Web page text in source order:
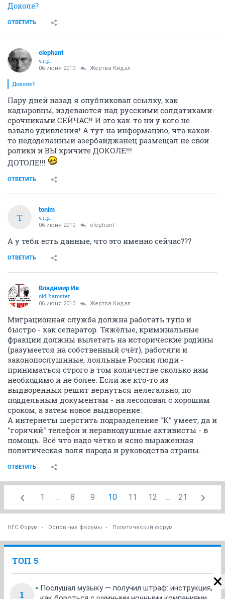
Доколе?
ОТВЕТИТЬ
elephant
v.i.p.
06 июня 2010 Жертва Кидал
Доколе?
Пару дней назад я опубликовал ссылку, как
кадыровцы, издеваются над русскими солдатиками-
срочниками СЕЙЧАС!! И это как-то ни у кого не
взвало удивления! А тут на информацию, что какой-
то недоделанный азербайджанец размещал не свои
ролики и ВЫ кричите ДОКОЛЕ!!!
ДОТОЛЕ!!!
ОТВЕТИТЬ
T
tonim
v.i.p.
06 июня 2010 elephant
А у тебя есть данные, что это именно сейчас???
ОТВЕТИТЬ
Владимир Ив
old hamster
06 июня 2010 Жертва Кидал
Миграционная служба должна работать тупо и
быстро - как сепаратор. Тяжёлые, криминальные
фракции должны вылетать на исторические родины
(разумеется на собственный счёт), работяги и
законопослушнные, лояльные России люди -
приниматься строго в том количестве сколько нам
необходимо и не более. Если же кто-то из
выдворенных решит вернуться нелегально, по
поддельным документам - на лесоповал с хорошим
сроком, а затем новое выдворение.
А интернеты шерстить подразделение "К" умеет, да и
"горячий" телефон и неравнодушные активисты - в
помощь. Всё что надо чётко и ясно выраженная
политическая воля народа и руководства страны.
ОТВЕТИТЬ
1 ... 8 9 10 11 12 ... 21
НГС.Форум Основные форумы Политический форум
ТОП 5
1
Послушал музыку — получил штраф: инструкция,